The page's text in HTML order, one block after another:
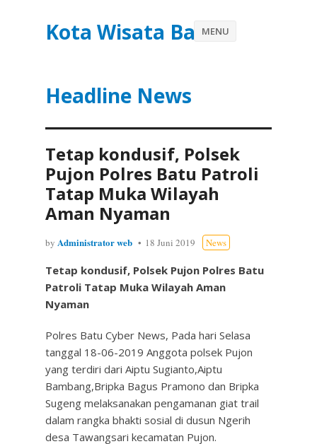
Kota Wisata Batu
Headline News
MENU
Tetap kondusif, Polsek
Pujon Polres Batu Patroli
Tatap Muka Wilayah
Aman Nyaman
by Administrator web 18 Juni 2019 News
Tetap kondusif, Polsek Pujon Polres Batu
Patroli Tatap Muka Wilayah Aman
Nyaman
Polres Batu Cyber News, Pada hari Selasa
tanggal 18-06-2019 Anggota polsek Pujon
yang terdiri dari Aiptu Sugianto,Aiptu
Bambang,Bripka Bagus Pramono dan Bripka
Sugeng melaksanakan pengamanan giat trail
dalam rangka bhakti sosial di dusun Ngerih
desa Tawangsari kecamatan Pujon.